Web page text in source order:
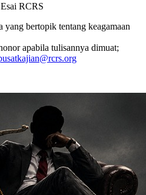
RCRS
yang bertopik tentang keagamaan
apabila tulisannya dimuat;